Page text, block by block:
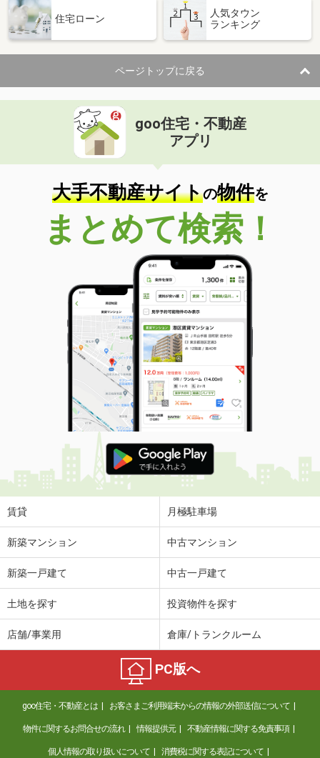
大阪府松原市高見の里２丁目
価 格
7.08万円
住 所
大阪府松原市高見の里２丁目
専有面積 35.47m²
大阪府大阪市東淀川区西淡路４丁目２９１－１
価 格
住 所
大阪府大阪市東淀川区西淡路４丁目２
専有面積 21.86m²
間取り
1K
大阪府大阪市淀川区西中島２丁目
10.95万円
住 所
大阪府大阪市淀川区西中島２丁目
専有面積
40.8m²
間取り
1LDK
大阪府大阪市東淀川区西淡路３丁目１－５
価 格
6.40万円
住 所
大阪府大阪市東淀川区西淡路３丁目１
－５
専有面積 27.18m²
間取り
1K
大阪府豊中市待兼山町
価 格
10.40万円
大阪府豊中市待兼山町
専有面積 67.75m²
大阪府堺市東区日置荘西町３丁
7.60万円
住 所
大阪府堺市東区日置荘西町３丁
間取り
2LDK
大阪府豊中市原田南１丁目
価 格
5.80万円
住 所
大阪府豊中市原田南１丁目
住宅ローン
人気タウン
ランキング
ページトップに戻る
goo住宅・不動産
アプリ
大手不動産サイトの物件を
まとめて検索！
賃貸 月極駐車場
新築マンション 中古マンション
新築一戸建て 中古一戸建て
土地を探す 投資物件を探す
店舗/事業用 倉庫/トランクルーム
PC版へ
goo住宅・不動産とは お客さまご利用端末からの情報の外部送信について
物件に関するお問合せの流れ 情報提供元 不動産情報に関する免責事項
個人情報の取り扱いについて 消費税に関する表記について